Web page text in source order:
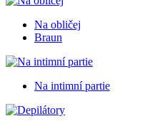
Na obličej
Braun
Na intimní partie